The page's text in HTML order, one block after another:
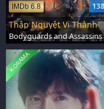
IMDb 6.8
Thập Nguyệt Vi Thành
Bodyguards and Assassins
K-DRAMA